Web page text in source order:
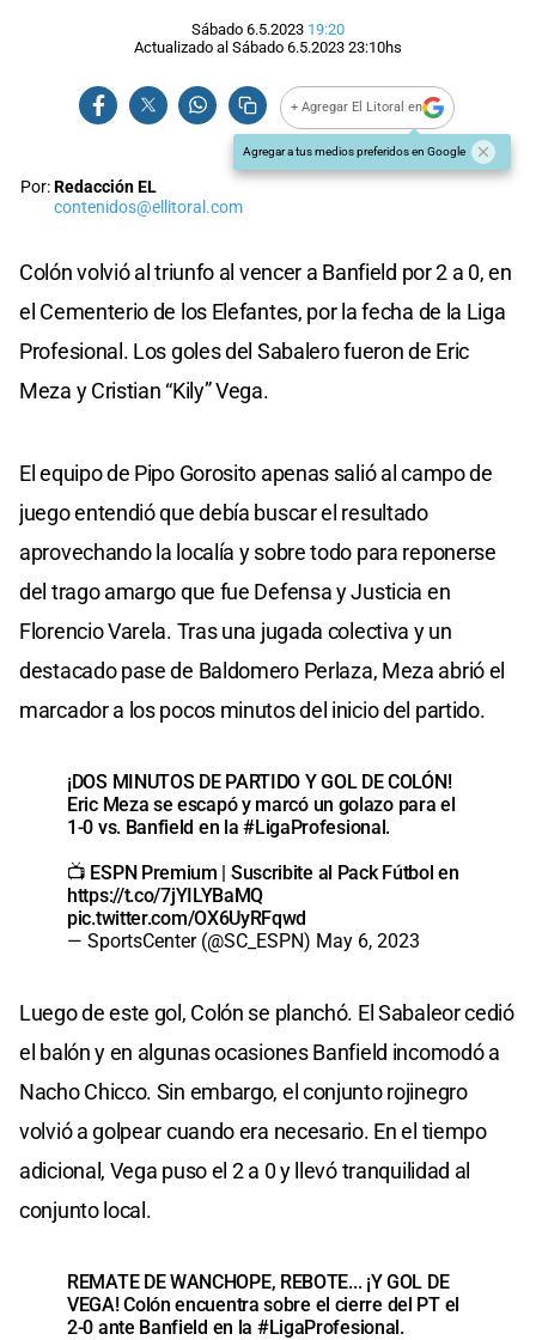
Sábado 6.5.2023 19:20
Actualizado al Sábado 6.5.2023 23:10hs
+ Agregar El Litoral en
Agregar a tus medios preferidos en Google
Por:Redacción EL
contenidos@ellitoral.com
Colón volvió al triunfo al vencer a Banfield por 2 a 0, en
el Cementerio de los Elefantes, por la fecha de la Liga
Profesional. Los goles del Sabalero fueron de Eric
Meza y Cristian “Kily” Vega.
El equipo de Pipo Gorosito apenas salió al campo de
juego entendió que debía buscar el resultado
aprovechando la localía y sobre todo para reponerse
del trago amargo que fue Defensa y Justicia en
Florencio Varela. Tras una jugada colectiva y un
destacado pase de Baldomero Perlaza, Meza abrió el
marcador a los pocos minutos del inicio del partido.
¡DOS MINUTOS DE PARTIDO Y GOL DE COLÓN!
Eric Meza se escapó y marcó un golazo para el
1-0 vs. Banfield en la#LigaProfesional.
📺 ESPN Premium | Suscribite al Pack Fútbol en
https://t.co/7jYILYBaMQ
pic.twitter.com/OX6UyRFqwd
— SportsCenter (@SC_ESPN) May 6, 2023
Luego de este gol, Colón se planchó. El Sabaleor cedió
el balón y en algunas ocasiones Banfield incomodó a
Nacho Chicco. Sin embargo, el conjunto rojinegro
volvió a golpear cuando era necesario. En el tiempo
adicional, Vega puso el 2 a 0 y llevó tranquilidad al
conjunto local.
REMATE DE WANCHOPE, REBOTE... ¡Y GOL DE
VEGA! Colón encuentra sobre el cierre del PT el
2-0 ante Banfield en la #LigaProfesional.